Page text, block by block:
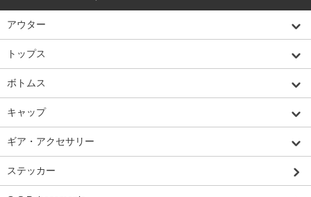
アウター
トップス
ボトムス
キャップ
ギア・アクセサリー
ステッカー